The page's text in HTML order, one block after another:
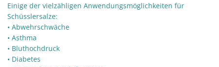
Einige der vielzähligen Anwendungsmöglichkeiten für
Schüsslersalze:
• Abwehrschwäche
• Asthma
• Bluthochdruck
• Diabetes